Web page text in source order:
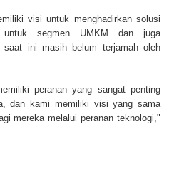
visi untuk menghadirkan solusi
untuk segmen UMKM dan juga
ini masih belum terjamah oleh
peranan yang sangat penting
dan kami memiliki visi yang sama
mereka melalui peranan teknologi,"